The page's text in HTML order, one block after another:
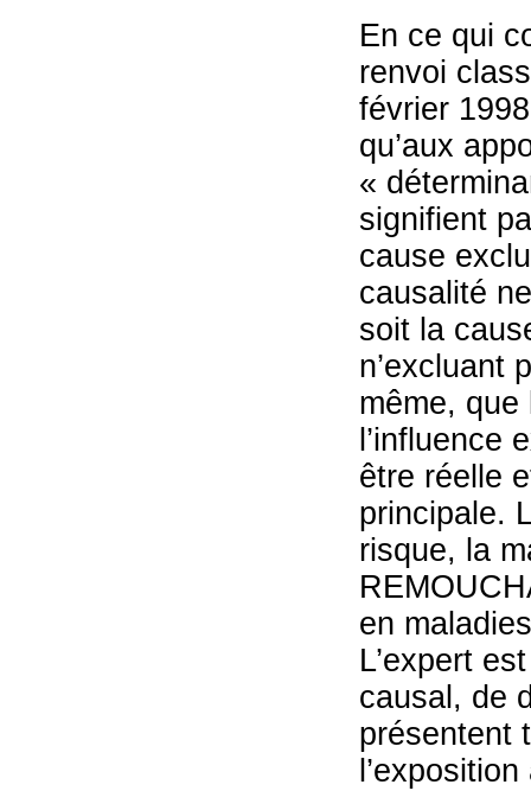
En ce qui
renvoi
février
qu’aux
«
signifient
cause
causalité
soit la
n’excluant
même, que
l’influence
être réelle
principale.
risque, la
en
L’expert
causal, de
présentent